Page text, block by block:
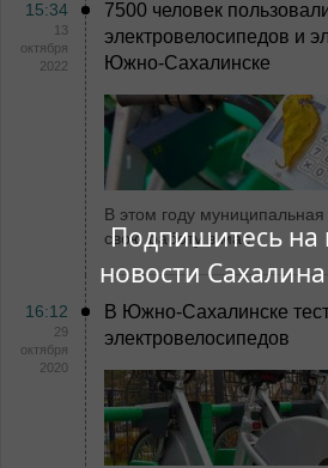
Подпишитесь на
новости
15:34
13
октября
2022
7500 человек
электровелосипедов и
Южно-Сахалинске
В этом году
свою работу в мае
16:12
29
октября
2020
В Южно-Сахалинске
электровелосипедов